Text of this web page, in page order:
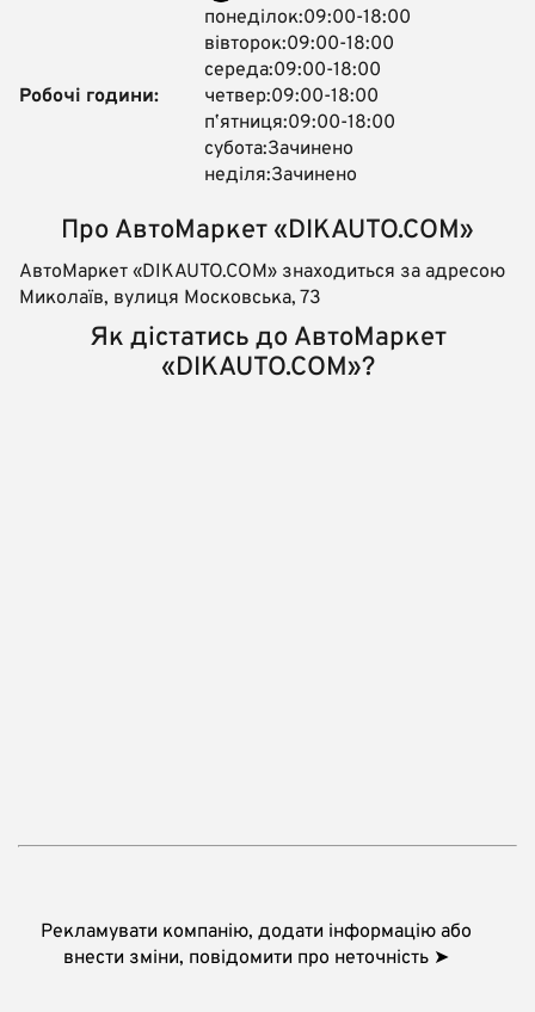
Робочі години:
понеділок:09:00-18:00
вівторок:09:00-18:00
середа:09:00-18:00
четвер:09:00-18:00
пʼятниця:09:00-18:00
субота:Зачинено
неділя:Зачинено
Про АвтоМаркет «DIKAUTO.COM»
АвтоМаркет «DIKAUTO.COM» знаходиться за адресою
Миколаїв, вулиця Московська, 73
Як дістатись до АвтоМаркет
«DIKAUTO.COM»?
Рекламувати компанію, додати інформацію або
внести зміни, повідомити про неточність ➤